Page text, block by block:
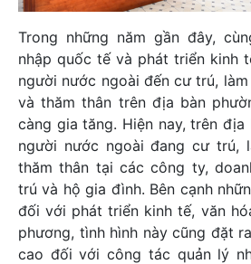
Trong những năm gần đây,
nhập quốc tế và phát triển kinh
người nước ngoài đến cư trú,
và thăm thân trên địa bàn
càng gia tăng. Hiện nay, trên
người nước ngoài đang cư trú,
thăm thân tại các công ty,
trú và hộ gia đình. Bên cạnh
đối với phát triển kinh tế, văn
phương, tình hình này cũng đặt
cao đối với công tác quản lý